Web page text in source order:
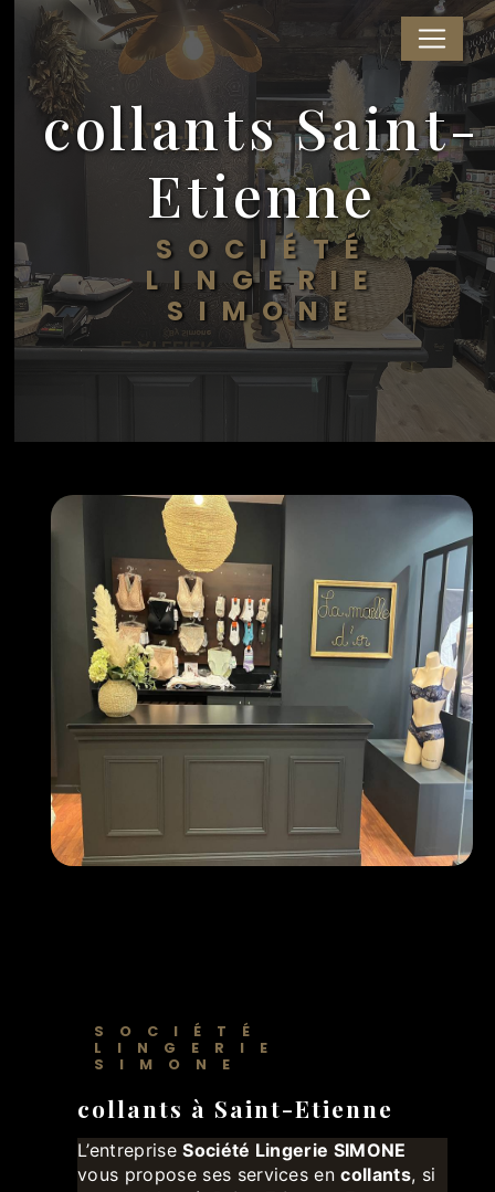
collants Saint-
Etienne
SOCIÉTÉ
LINGERIE
SIMONE
SOCIÉTÉ
LINGERIE
SIMONE
collants à Saint-Etienne
L’entrepriseSociété Lingerie SIMONE
vous propose ses services encollants, si
Panneau de gestion des cookies